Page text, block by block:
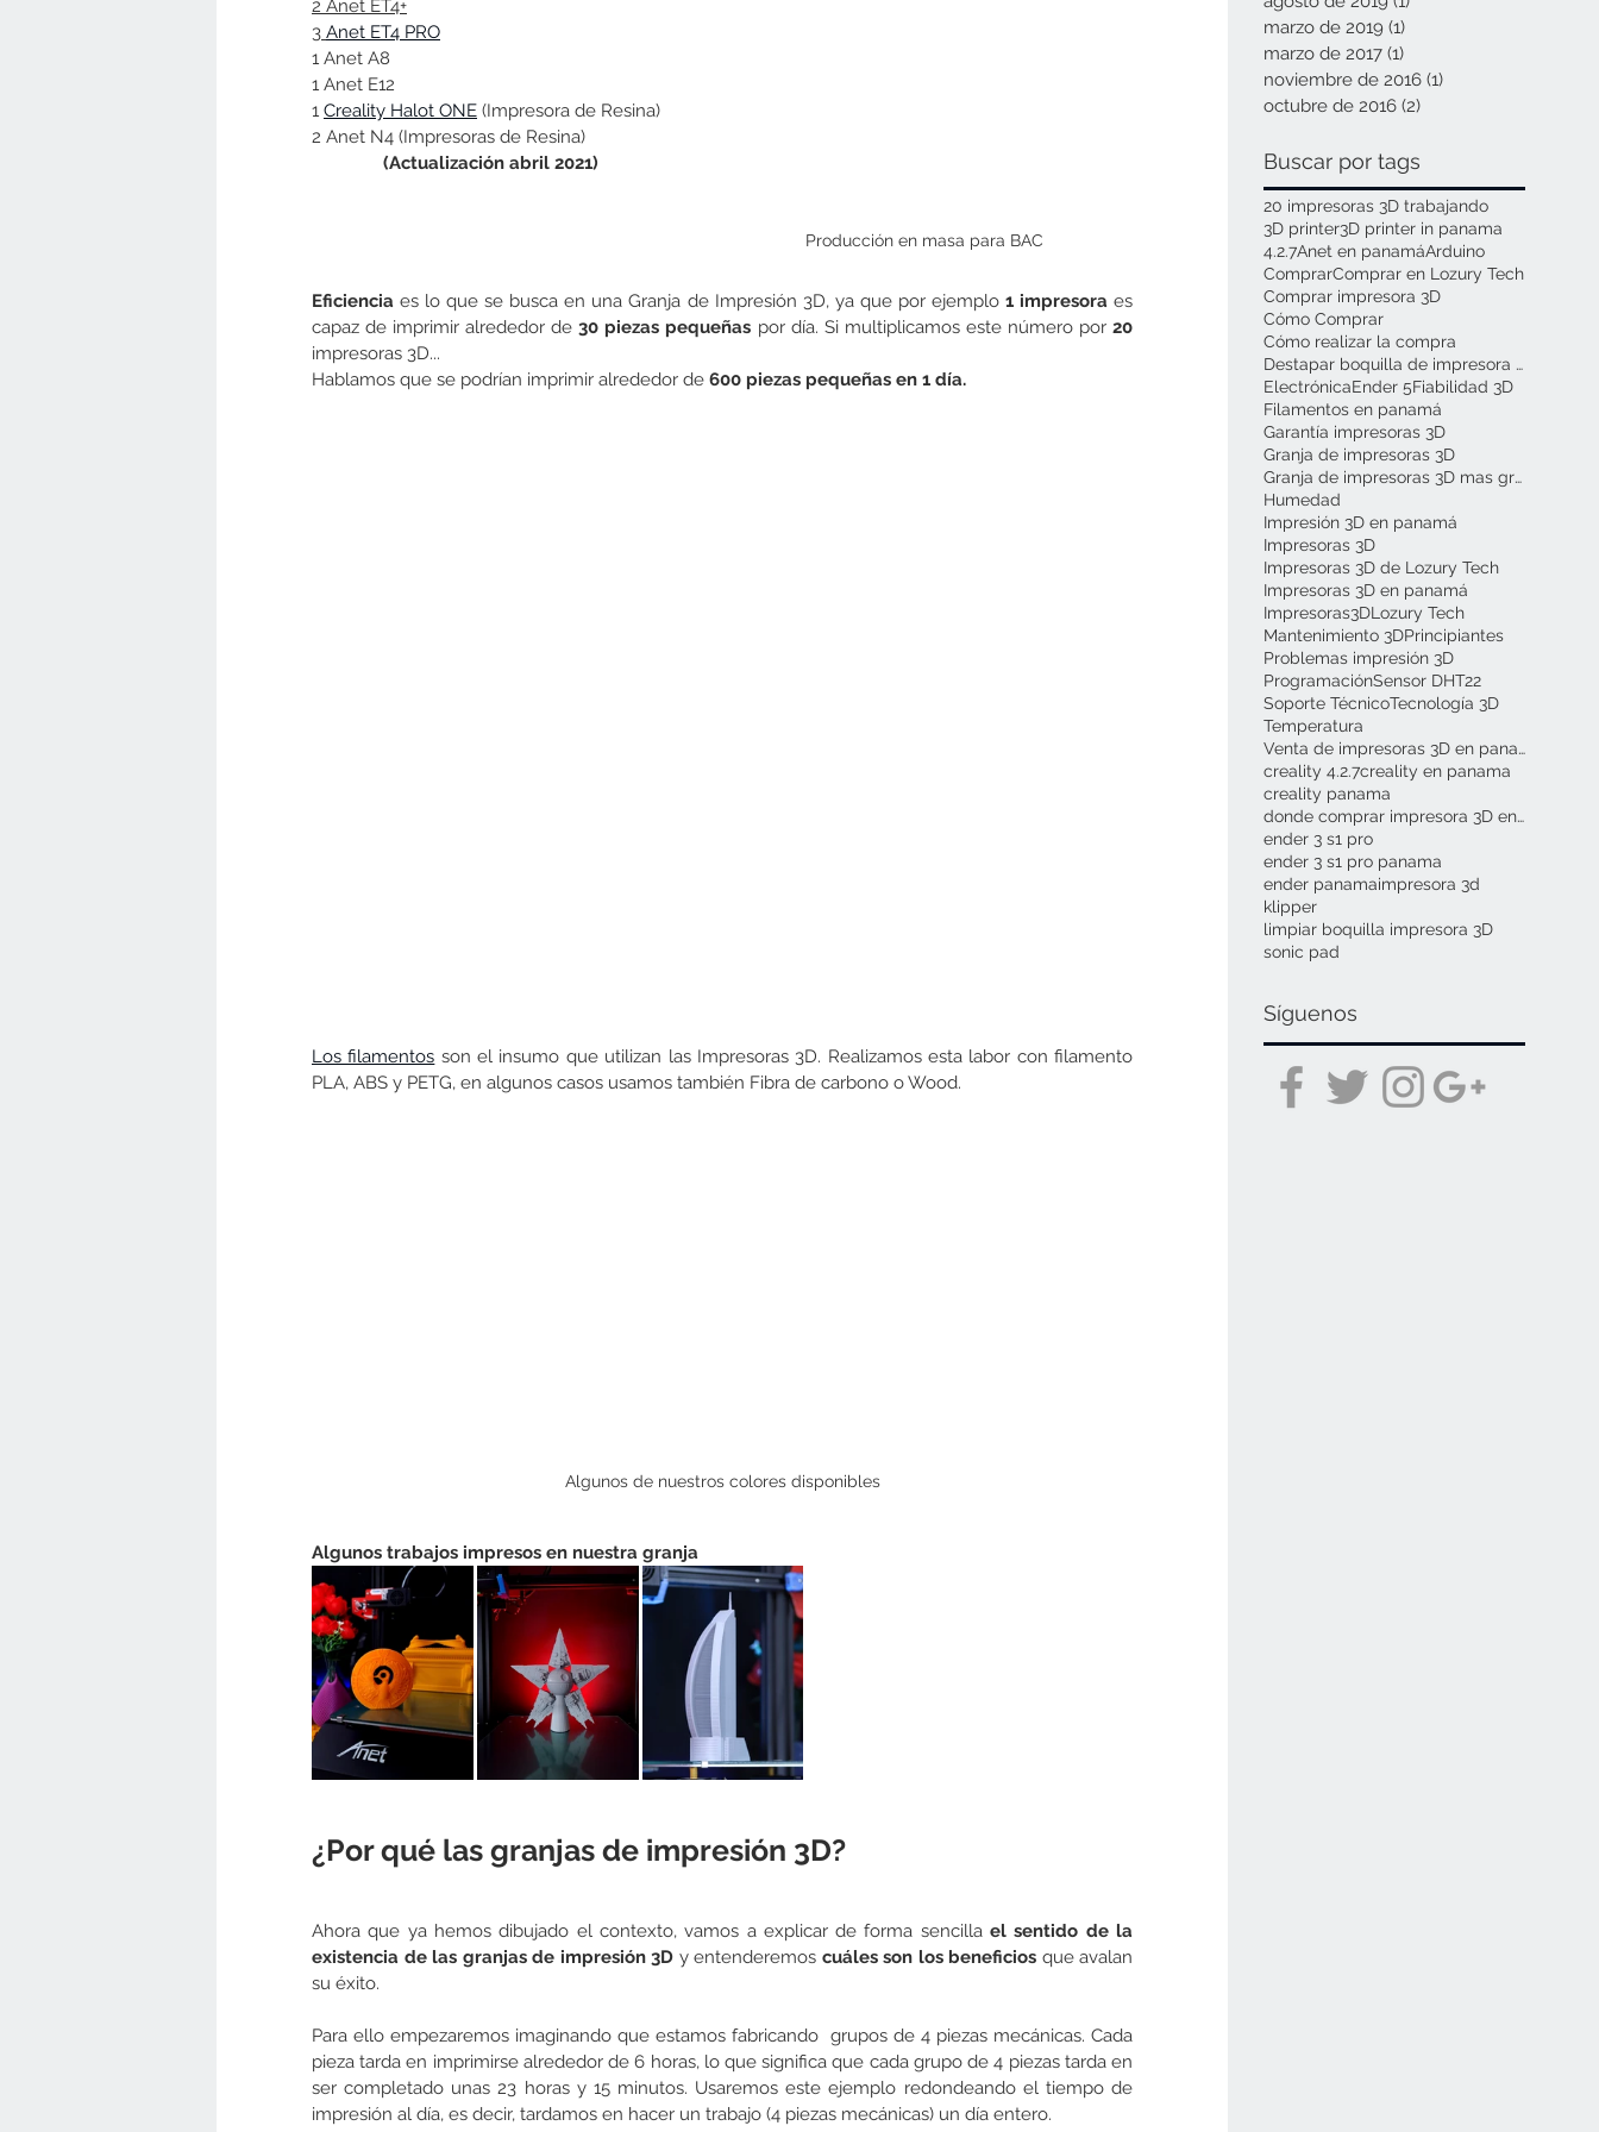
Producción en masa para BAC
2 Anet ET4+
3 Anet ET4 PRO
1 Anet A8
1 Anet E12
1 Creality Halot ONE (Impresora de Resina)
2 Anet N4 (Impresoras de Resina)
(Actualización abril 2021)
Eficiencia es lo que se busca en una Granja de Impresión 3D, ya que por ejemplo 1 impresora es
capaz de imprimir alrededor de 30 piezas pequeñas por día. Si multiplicamos este número por
impresoras 3D...
Hablamos que se podrían imprimir alrededor de 600 piezas pequeñas en 1 día.
Los filamentos son el insumo que utilizan las Impresoras 3D. Realizamos esta labor con filamento
PLA, ABS y PETG, en algunos casos usamos también Fibra de carbono o Wood.
Algunos de nuestros colores disponibles
Algunos trabajos impresos en nuestra granja
¿Por qué las granjas de impresión 3D?
Ahora que ya hemos dibujado el contexto, vamos a explicar de forma sencilla el sentido de la
existencia de las granjas de impresión 3D y entenderemos cuáles son los beneficios que avalan
su éxito.
Para ello empezaremos imaginando que estamos fabricando  grupos de 4 piezas mecánicas. Cada
pieza tarda en imprimirse alrededor de 6 horas, lo que significa que cada grupo de 4 piezas tarda en
ser completado unas 23 horas y 15 minutos. Usaremos este ejemplo redondeando el tiempo de
impresión al día, es decir, tardamos en hacer un trabajo (4 piezas mecánicas) un día entero.
marzo de 2019 (1)
marzo de 2017 (1)
noviembre de 2016 (1)
octubre de 2016 (2)
Buscar por tags
20 impresoras 3D trabajando
3D printer3D printer in panama
4.2.7Anet en panamáArduino
ComprarComprar en Lozury Tech
Comprar impresora 3D
Cómo Comprar
Cómo realizar la compra
Destapar boquilla de impresora 3D
ElectrónicaEnder 5Fiabilidad 3D
Filamentos en panamá
Garantía impresoras 3D
Granja de impresoras 3D
Granja de impresoras 3D mas grande de panamá
Humedad
Impresión 3D en panamá
Impresoras 3D
Impresoras 3D de Lozury Tech
Impresoras 3D en panamá
Impresoras3DLozury Tech
Mantenimiento 3DPrincipiantes
Problemas impresión 3D
ProgramaciónSensor DHT22
Soporte TécnicoTecnología 3D
Temperatura
Venta de impresoras 3D en panamá
creality 4.2.7creality en panama
creality panama
donde comprar impresora 3D en panamá
ender 3 s1 pro
ender 3 s1 pro panama
ender panamaimpresora 3d
klipper
limpiar boquilla impresora 3D
sonic pad
Síguenos